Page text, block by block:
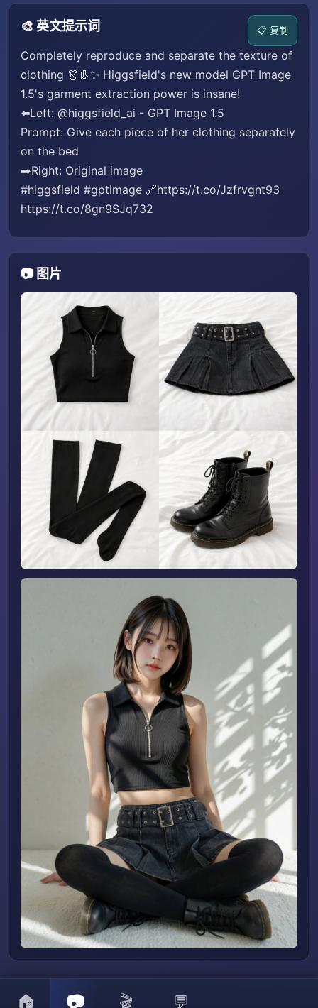
🏠 📷 🎬 💬
🎨 英文提示词 📋 复制
Completely reproduce and separate the texture of
clothing 👗👢✨ Higgsfield's new model GPT Image
1.5's garment extraction power is insane!
⬅️Left: @higgsfield_ai - GPT Image 1.5
Prompt: Give each piece of her clothing separately
on the bed
➡️Right: Original image
#higgsfield #gptimage 🔗https://t.co/Jzfrvgnt93
https://t.co/8gn9SJq732
📷 图片